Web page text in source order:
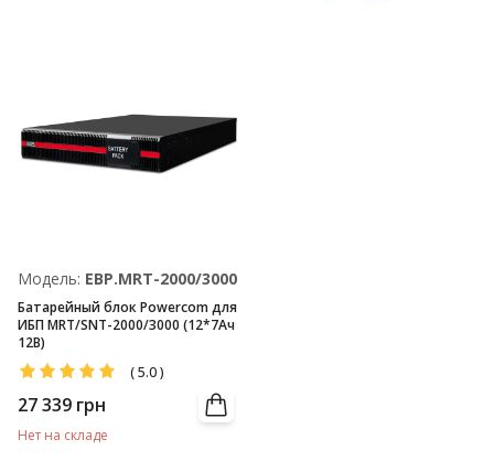
Модель: EBP.MRT-2000/3000
Батарейный блок Powercom для
ИБП MRT/SNT-2000/3000 (12*7Ач
12В)
(5.0)
27 339 грн
Нет на складе